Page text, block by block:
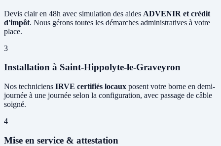
Devis clair en 48h avec simulation des aides ADVENIR et crédit
d'impôt. Nous gérons toutes les démarches administratives à votre
place.
3
Installation à Saint-Hippolyte-le-Graveyron
Nos techniciens IRVE certifiés locaux posent votre borne en demi-
journée à une journée selon la configuration, avec passage de câble
soigné.
4
Mise en service & attestation